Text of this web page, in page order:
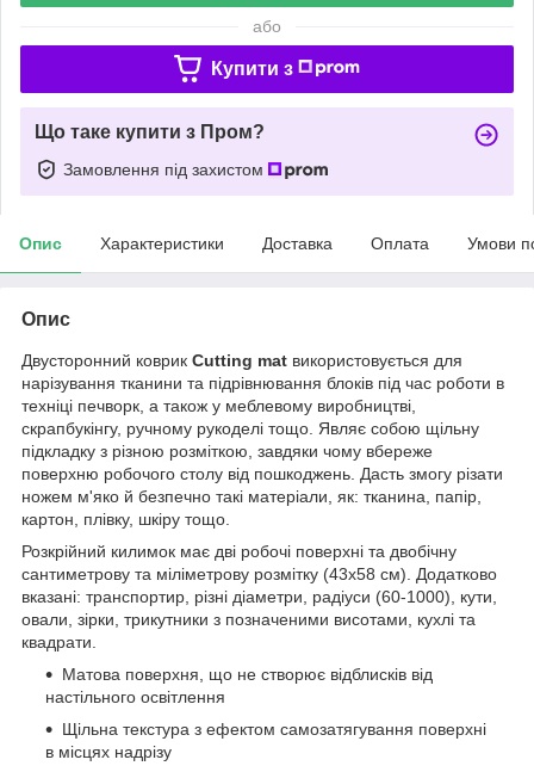
або
Купити з
Що таке купити з Пром?
Замовлення під захистом
Опис Характеристики Доставка Оплата Умови
Опис
Двусторонний коврик Cutting mat використовується для
нарізування тканини та підрівнювання блоків під час роботи в
техніці печворк, а також у меблевому виробництві,
скрапбукінгу, ручному рукоделі тощо. Являє собою щільну
підкладку з різною розміткою, завдяки чому вбереже
поверхню робочого столу від пошкоджень. Дасть змогу різати
ножем м'яко й безпечно такі матеріали, як: тканина, папір,
картон, плівку, шкіру тощо.
Розкрійний килимок має дві робочі поверхні та двобічну
сантиметрову та міліметрову розмітку (43х58 см). Додатково
вказані: транспортир, різні діаметри, радіуси (60-1000), кути,
овали, зірки, трикутники з позначеними висотами, кухлі та
квадрати.
Матова поверхня, що не створює відблисків від
настільного освітлення
Щільна текстура з ефектом самозатягування поверхні
в місцях надрізу